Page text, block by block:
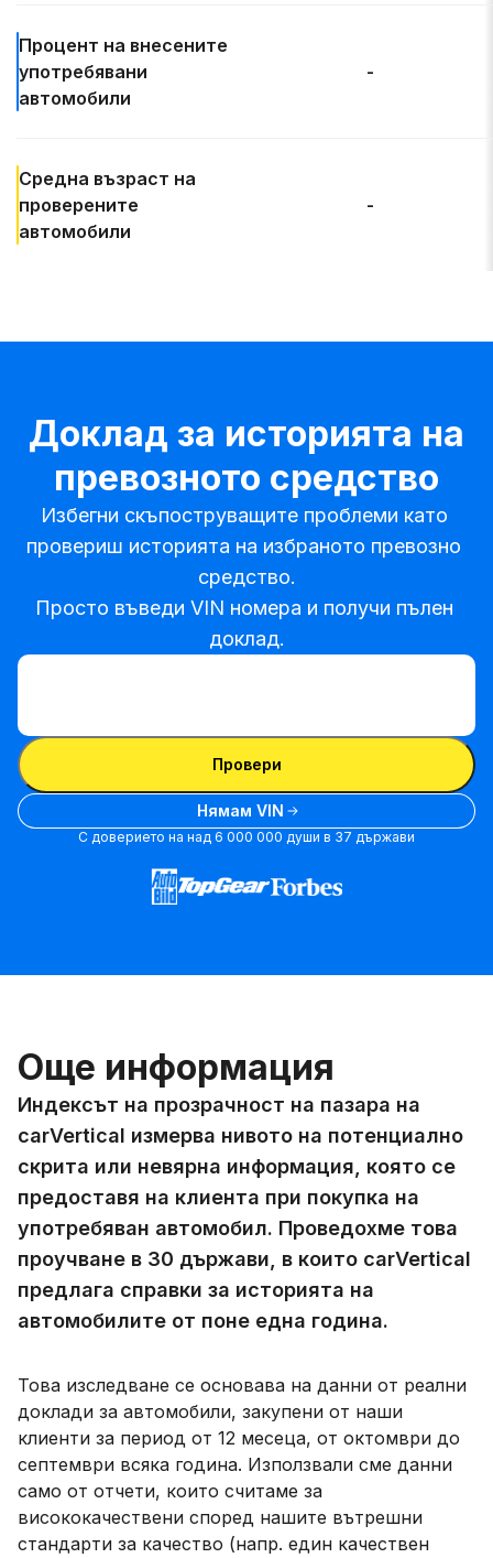
Процент на внесените
употребявани
автомобили
-
Средна възраст на
проверените
автомобили
-
Доклад за историята на
превозното средство
Избегни скъпоструващите проблеми като
провериш историята на избраното превозно
средство.
Просто въведи VIN номера и получи пълен
доклад.
Въведи VIN
Въведи VIN
Провери
Нямам VIN
С доверието на над 6 000 000 души в 37 държави
Още информация
Индексът на прозрачност на пазара на
carVertical измерва нивото на потенциално
скрита или невярна информация, която се
предоставя на клиента при покупка на
употребяван автомобил. Проведохме това
проучване в 30 държави, в които carVertical
предлага справки за историята на
автомобилите от поне една година.
Това изследване се основава на данни от реални
доклади за автомобили, закупени от наши
клиенти за период от 12 месеца, от октомври до
септември всяка година. Използвали сме данни
само от отчети, които считаме за
висококачествени според нашите вътрешни
стандарти за качество (напр. един качествен